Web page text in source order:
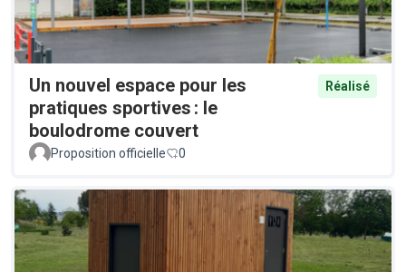
Un nouvel espace pour les
pratiques sportives : le
boulodrome couvert
Réalisé
Proposition officielle 0